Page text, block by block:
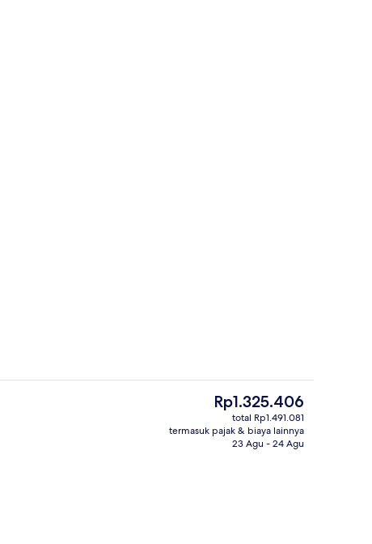
Kolam renang outdoor, dengan
Harga
saat
ini
Rp1.325.406
Rp1.325.406
total Rp1.491.081
termasuk pajak & biaya lainnya
23 Agu - 24 Agu